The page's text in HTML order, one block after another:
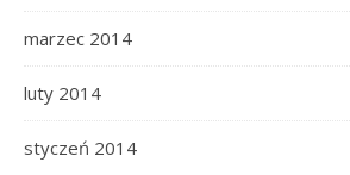
marzec 2014
luty 2014
styczeń 2014